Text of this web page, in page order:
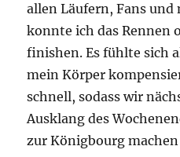
allen Läufern, Fans und
konnte ich das Rennen
finishen. Es fühlte sich
mein Körper
schnell, sodass wir
Ausklang des
zur Königbourg